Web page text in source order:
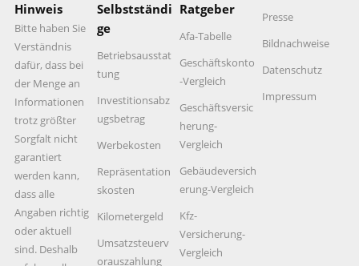
Hinweis
Bitte haben Sie
Verständnis
dafür, dass bei
der Menge an
Informationen
trotz größter
Sorgfalt nicht
garantiert
werden kann,
dass alle
Angaben richtig
oder aktuell
sind. Deshalb
Selbstständi
ge
Betriebsausstat
tung
Investitionsabz
ugsbetrag
Werbekosten
Repräsentation
skosten
Kilometergeld
Umsatzsteuerv
orauszahlung
Ratgeber
Afa-Tabelle
Geschäftskonto
-Vergleich
Geschäftsversic
herung-
Vergleich
Gebäudeversich
erung-Vergleich
Kfz-
Versicherung-
Vergleich
Presse
Bildnachweise
Datenschutz
Impressum